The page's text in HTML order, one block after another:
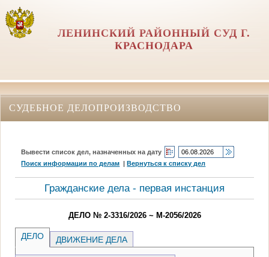
ЛЕНИНСКИЙ РАЙОННЫЙ СУД Г.
КРАСНОДАРА
СУДЕБНОЕ ДЕЛОПРОИЗВОДСТВО
Вывести список дел, назначенных на дату
Поиск информации по делам |Вернуться к списку дел
Гражданские дела - первая инстанция
ДЕЛО № 2-3316/2026 ~ М-2056/2026
ДЕЛО ДВИЖЕНИЕ ДЕЛА